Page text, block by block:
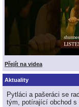
Přejít na videa
Aktuality
Pytláci a pašeráci se
tým, potírající obchod s